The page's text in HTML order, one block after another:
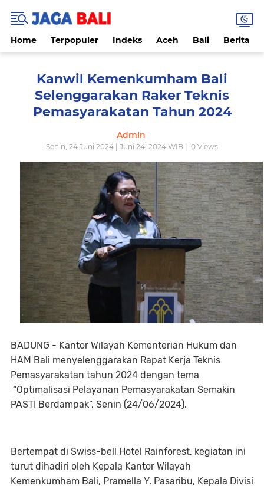
Home Terpopuler Indeks Aceh Bali Berita
Kanwil Kemenkumham Bali
Selenggarakan Raker Teknis
Pemasyarakatan Tahun 2024
Admin
Senin, 24 Juni 2024 | Juni 24, 2024 WIB | 0 Views
BADUNG - Kantor Wilayah Kementerian Hukum dan
HAM Bali menyelenggarakan Rapat Kerja Teknis
Pemasyarakatan tahun 2024 dengan tema
“Optimalisasi Pelayanan Pemasyarakatan Semakin
PASTI Berdampak”, Senin (24/06/2024).
Bertempat di Swiss-bell Hotel Rainforest, kegiatan ini
turut dihadiri oleh Kepala Kantor Wilayah
Kemenkumham Bali, Pramella Y. Pasaribu, Kepala Divisi